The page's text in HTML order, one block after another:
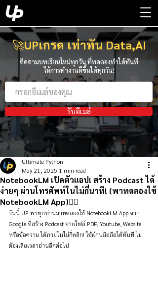
🚀UPเกรด เท่าทัน Data,AI
ติดตามบทเรียนใหม่ทุกวัน ที่ทดลองทำได้ทันที
ให้การทำงานดีขึ้นได้ทุกวัน!
รับอีเมล์
NotebookLM เปิดตัวแอป! สร้าง Podcast ได้
ง่ายๆ ผ่านโทรศัพท์ในไม่กี่นาที! (พาทดลองใช้
NotebookLM App)👇🏻
Ultimate Python
May 21, 2025 1 min read
วันนี้ UP พาทุกท่านมาทดลองใช้ NotebookLM App จาก
Google ที่สร้าง Podcast จากไฟล์ PDF, Youtube, Website
หรือข้อความ ได้ภายในไม่กี่คลิก! ใช้ผ่านมือถือได้ทันที ไม่
ต้องเสียเวลาอ่านอีกต่อไป